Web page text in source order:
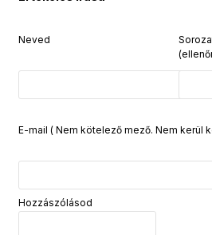
Neved
E-mail ( Nem kötelező mező. Nem kerül
Hozzászólásod